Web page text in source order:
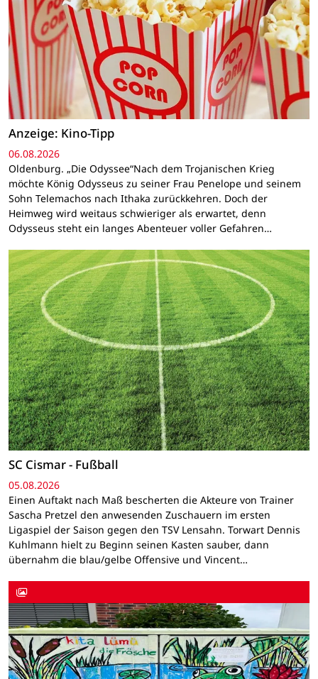
Anzeige: Kino-Tipp
06.08.2026
Oldenburg. „Die Odyssee“Nach dem Trojanischen Krieg
möchte König Odysseus zu seiner Frau Penelope und seinem
Sohn Telemachos nach Ithaka zurückkehren. Doch der
Heimweg wird weitaus schwieriger als erwartet, denn
Odysseus steht ein langes Abenteuer voller Gefahren…
SC Cismar - Fußball
05.08.2026
Einen Auftakt nach Maß bescherten die Akteure von Trainer
Sascha Pretzel den anwesenden Zuschauern im ersten
Ligaspiel der Saison gegen den TSV Lensahn. Torwart Dennis
Kuhlmann hielt zu Beginn seinen Kasten sauber, dann
übernahm die blau/gelbe Offensive und Vincent…